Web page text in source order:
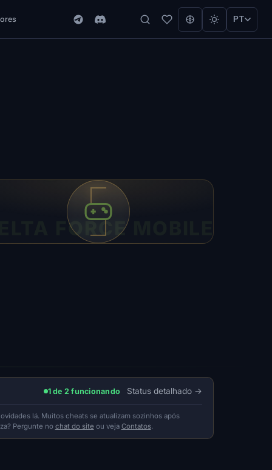
PT
FORCE MOBILE
1 de 2 funcionando Status detalhado
lá. Muitos cheats se atualizam sozinhos após
Pergunte no chat do site ou veja Contatos.